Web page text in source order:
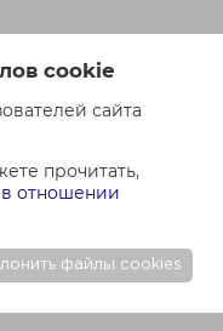
cookie
сайта
прочитать,
отношении
файлы cookies
по которому одна
стороне
(задаток) в счет
продажи